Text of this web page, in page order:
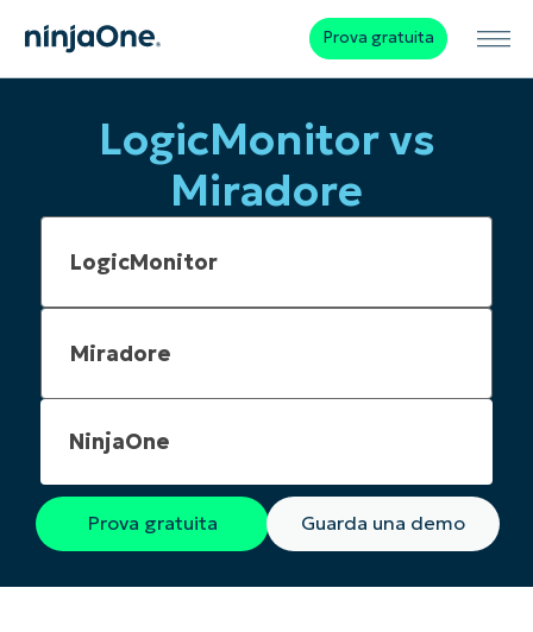
Prova gratuita
LogicMonitor vs
Miradore
NinjaOne
Prova gratuita Guarda una demo